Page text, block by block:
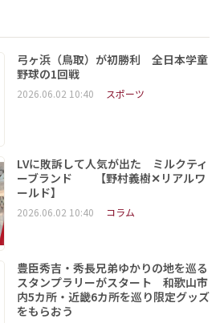
弓ヶ浜（鳥取）が初勝利 全日本学童
野球の1回戦
2026.06.02 10:40 スポーツ
LVに敗訴して人気が出た ミルクティ
ーブランド 【野村義樹✕リアルワ
ールド】
2026.06.02 10:40 コラム
豊臣秀吉・秀長兄弟ゆかりの地を巡る
スタンプラリーがスタート 和歌山市
内5カ所・近畿6カ所を巡り限定グッズ
をもらおう